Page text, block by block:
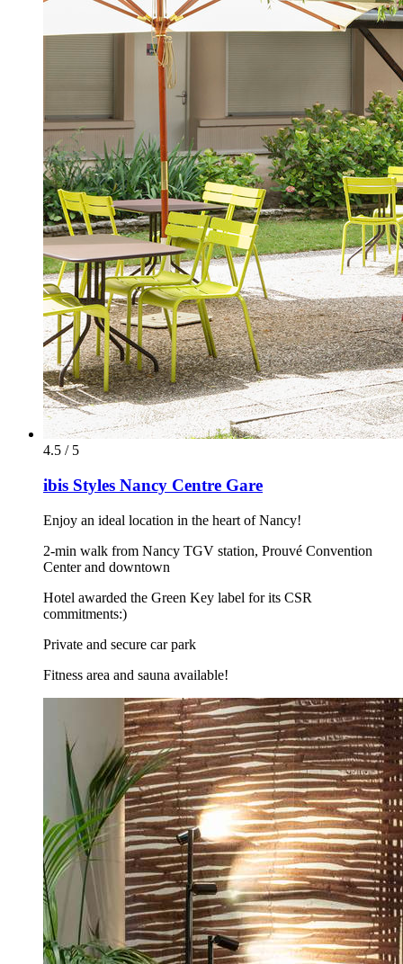
4.5 / 5
ibis Styles Nancy Centre Gare
Enjoy an ideal location in the heart of Nancy!
2-min walk from Nancy TGV station, Prouvé Convention
Center and downtown
Hotel awarded the Green Key label for its CSR
commitments:)
Private and secure car park
Fitness area and sauna available!